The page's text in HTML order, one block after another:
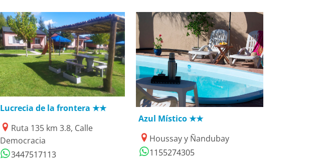
03/09/2021
Lucrecia de la frontera ★★
Ruta 135 km 3.8, Calle
Democracia
3447517113
26/07/2019
Azul Místico ★★
Houssay y Ñandubay
1155274305